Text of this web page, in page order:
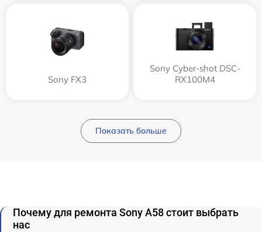
Sony FX3
Sony Cyber-shot DSC-
RX100M4
Показать больше
Почему для ремонта Sony A58 стоит выбрать
нас